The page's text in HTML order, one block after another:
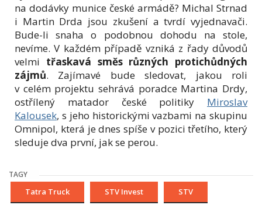
na dodávky munice české armádě? Michal Strnad
i Martin Drda jsou zkušení a tvrdí vyjednavači.
Bude-li snaha o podobnou dohodu na stole,
nevíme. V každém případě vzniká z řady důvodů
velmi třaskavá směs různých protichůdných
zájmů. Zajímavé bude sledovat, jakou roli
v celém projektu sehrává poradce Martina Drdy,
ostřílený matador české politiky Miroslav
Kalousek, s jeho historickými vazbami na skupinu
Omnipol, která je dnes spíše v pozici třetího, který
sleduje dva první, jak se perou.
TAGY
Tatra Truck STV Invest STV